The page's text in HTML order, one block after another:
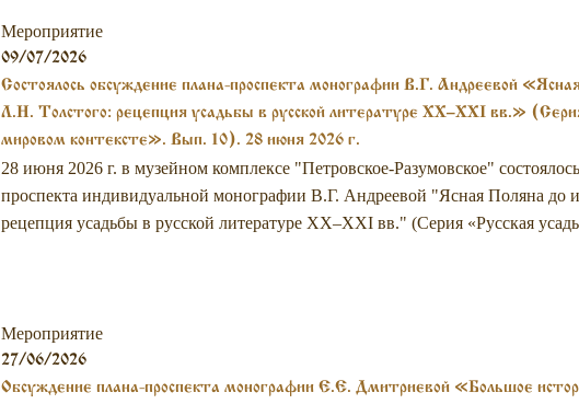
Мероприятие
09/07/2026
Состоялось обсуждение плана-проспекта монографии В.Г. Андреевой
Л.Н. Толстого: рецепция усадьбы в русской литературе XX–XXI вв.»
мировом контексте». Вып. 10). 28 июня 2026 г.
28 июня 2026 г. в музейном комплексе "Петровское-Разумовское"
проспекта индивидуальной монографии В.Г. Андреевой "Ясная Поляна до
рецепция усадьбы в русской литературе XX–XXI вв." (Серия «Русская
Мероприятие
27/06/2026
Обсуждение плана-проспекта монографии Е.Е. Дмитриевой «Большое